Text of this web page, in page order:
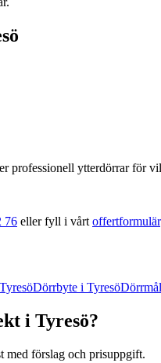
professionell ytterdörrarför
76 eller fyll i vårt offertformulär
TyresöDörrbyte i Tyresö
i Tyresö?
med förslag och prisuppgift.